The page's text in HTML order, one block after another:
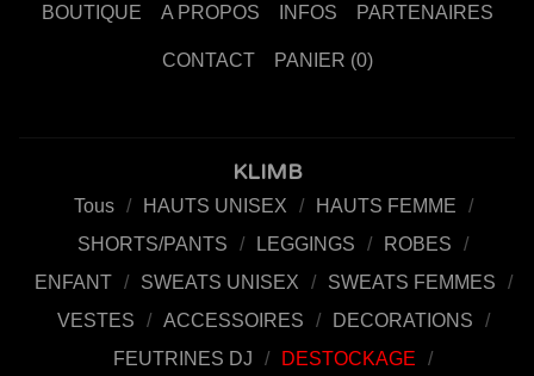
BOUTIQUE A PROPOS INFOS PARTENAIRES
CONTACT PANIER (0)
KLIMB
Tous HAUTS UNISEX
HAUTS FEMME
SHORTS/PANTS
LEGGINGS
ROBES
ENFANT
SWEATS UNISEX
SWEATS FEMMES
VESTES
ACCESSOIRES
DECORATIONS
FEUTRINES DJ
DESTOCKAGE